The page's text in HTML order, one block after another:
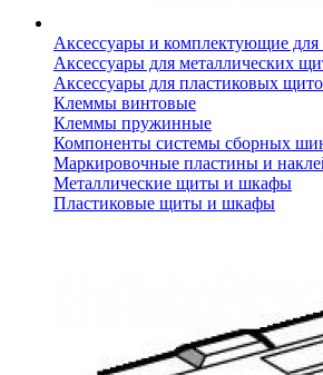
Аксессуары и комплектующие
Аксессуары для металлических
Аксессуары для пластиковых
Клеммы винтовые
Клеммы пружинные
Компоненты системы сборных
Маркировочные пластины и
Металлические щиты и шкафы
Пластиковые щиты и шкафы